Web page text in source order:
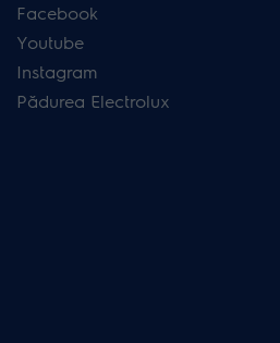
Facebook
Youtube
Instagram
Pădurea Electrolux